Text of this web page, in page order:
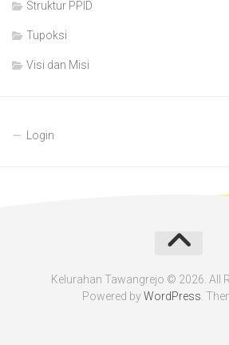
Struktur PPID
Tupoksi
Visi dan Misi
Login
Kelurahan Tawangrejo © 2026. All
Powered byWordPress .